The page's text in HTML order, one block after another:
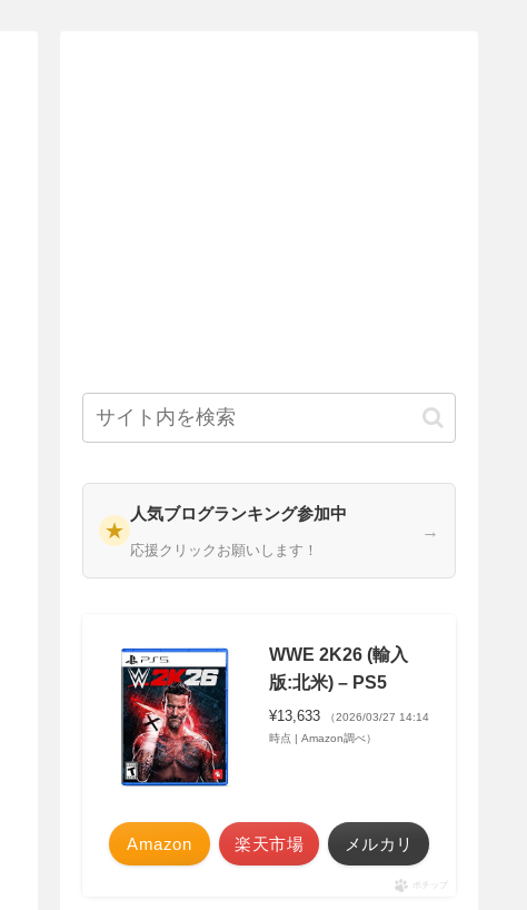
★
人気ブログランキング参加中
応援クリックお願いします！
→
WWE 2K26 (輸入
版:北米) – PS5
¥13,633
（2026/03/27 14:14
時点 | Amazon調べ）
Amazon 楽天市場 メルカリ
ポチップ